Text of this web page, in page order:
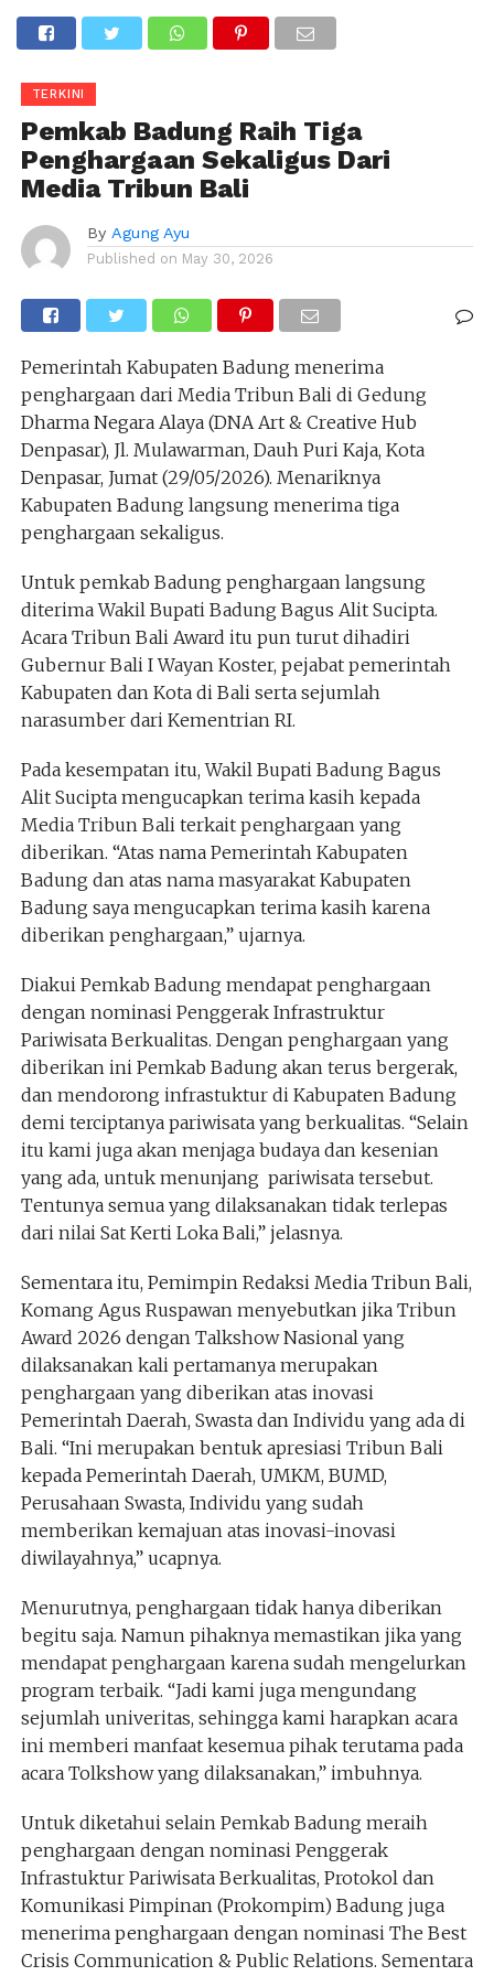
TERKINI
Pemkab Badung Raih Tiga
Penghargaan Sekaligus Dari
Media Tribun Bali
By Agung Ayu
Published on May 30, 2026
Pemerintah Kabupaten Badung menerima
penghargaan dari Media Tribun Bali di Gedung
Dharma Negara Alaya (DNA Art & Creative Hub
Denpasar), Jl. Mulawarman, Dauh Puri Kaja, Kota
Denpasar, Jumat (29/05/2026). Menariknya
Kabupaten Badung langsung menerima tiga
penghargaan sekaligus.
Untuk pemkab Badung penghargaan langsung
diterima Wakil Bupati Badung Bagus Alit Sucipta.
Acara Tribun Bali Award itu pun turut dihadiri
Gubernur Bali I Wayan Koster, pejabat pemerintah
Kabupaten dan Kota di Bali serta sejumlah
narasumber dari Kementrian RI.
Pada kesempatan itu, Wakil Bupati Badung Bagus
Alit Sucipta mengucapkan terima kasih kepada
Media Tribun Bali terkait penghargaan yang
diberikan. “Atas nama Pemerintah Kabupaten
Badung dan atas nama masyarakat Kabupaten
Badung saya mengucapkan terima kasih karena
diberikan penghargaan,” ujarnya.
Diakui Pemkab Badung mendapat penghargaan
dengan nominasi Penggerak Infrastruktur
Pariwisata Berkualitas. Dengan penghargaan yang
diberikan ini Pemkab Badung akan terus bergerak,
dan mendorong infrastuktur di Kabupaten Badung
demi terciptanya pariwisata yang berkualitas. “Selain
itu kami juga akan menjaga budaya dan kesenian
yang ada, untuk menunjang pariwisata tersebut.
Tentunya semua yang dilaksanakan tidak terlepas
dari nilai Sat Kerti Loka Bali,” jelasnya.
Sementara itu, Pemimpin Redaksi Media Tribun Bali,
Komang Agus Ruspawan menyebutkan jika Tribun
Award 2026 dengan Talkshow Nasional yang
dilaksanakan kali pertamanya merupakan
penghargaan yang diberikan atas inovasi
Pemerintah Daerah, Swasta dan Individu yang ada di
Bali. “Ini merupakan bentuk apresiasi Tribun Bali
kepada Pemerintah Daerah, UMKM, BUMD,
Perusahaan Swasta, Individu yang sudah
memberikan kemajuan atas inovasi-inovasi
diwilayahnya,” ucapnya.
Menurutnya, penghargaan tidak hanya diberikan
begitu saja. Namun pihaknya memastikan jika yang
mendapat penghargaan karena sudah mengelurkan
program terbaik. “Jadi kami juga mengundang
sejumlah univeritas, sehingga kami harapkan acara
ini memberi manfaat kesemua pihak terutama pada
acara Tolkshow yang dilaksanakan,” imbuhnya.
Untuk diketahui selain Pemkab Badung meraih
penghargaan dengan nominasi Penggerak
Infrastuktur Pariwisata Berkualitas, Protokol dan
Komunikasi Pimpinan (Prokompim) Badung juga
menerima penghargaan dengan nominasi The Best
Crisis Communication & Public Relations. Sementara